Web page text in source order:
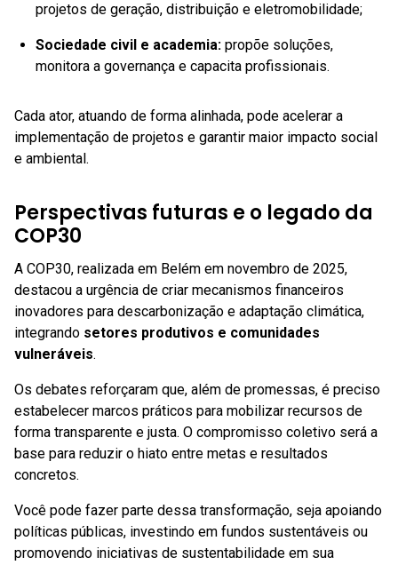
projetos de geração, distribuição e eletromobilidade;
Sociedade civil e academia: propõe soluções,
monitora a governança e capacita profissionais.
Cada ator, atuando de forma alinhada, pode acelerar a
implementação de projetos e garantir maior impacto social
e ambiental.
Perspectivas futuras e o legado da
COP30
A COP30, realizada em Belém em novembro de 2025,
destacou a urgência de criar mecanismos financeiros
inovadores para descarbonização e adaptação climática,
integrando setores produtivos e comunidades
vulneráveis.
Os debates reforçaram que, além de promessas, é preciso
estabelecer marcos práticos para mobilizar recursos de
forma transparente e justa. O compromisso coletivo será a
base para reduzir o hiato entre metas e resultados
concretos.
Você pode fazer parte dessa transformação, seja apoiando
políticas públicas, investindo em fundos sustentáveis ou
promovendo iniciativas de sustentabilidade em sua